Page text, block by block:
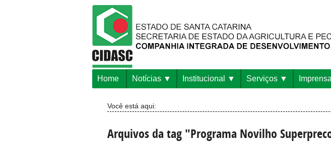
Home Notícias Institucional Serviços Imprensa
Você está aqui:
Arquivos da tag "Programa Novilho